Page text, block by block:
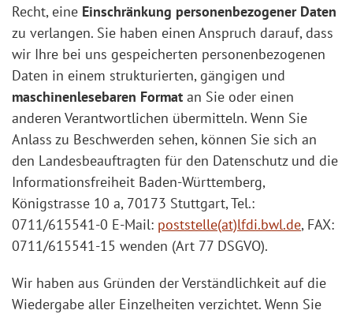
Recht, eine Einschränkung personenbezogener Daten
zu verlangen. Sie haben einen Anspruch darauf, dass
wir Ihre bei uns gespeicherten personenbezogenen
Daten in einem strukturierten, gängigen und
maschinenlesebaren Format an Sie oder einen
anderen Verantwortlichen übermitteln. Wenn Sie
Anlass zu Beschwerden sehen, können Sie sich an
den Landesbeauftragten für den Datenschutz und die
Informationsfreiheit Baden-Württemberg,
Königstrasse 10 a, 70173 Stuttgart, Tel.:
0711/615541-0 E-Mail: poststelle(at)lfdi.bwl.de, FAX:
0711/615541-15 wenden (Art 77 DSGVO).
Wir haben aus Gründen der Verständlichkeit auf die
Wiedergabe aller Einzelheiten verzichtet. Wenn Sie